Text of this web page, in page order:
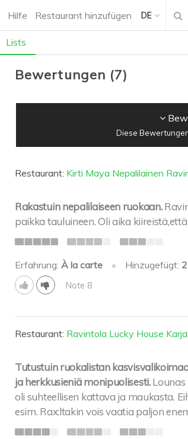
Hilfe Restaurant hinzufügen DE
Lists
Bewertungen (7)
Diese
Restaurant: Kirti Maya Nepalilainen
Rakastuin nepalilaiseen ruokaan.
paikka tauluineen. Oli aika
Erfahrung: À la carte • Hinzugefügt:
Note 8
Restaurant: Ravintola Lucky House
Tutustuin ruokalistan
ja herkkusieniä monipuolisesti.
oli suhteellisen kattava ja maukasta.
esim. Rax:ltakin vois vaatia paljon